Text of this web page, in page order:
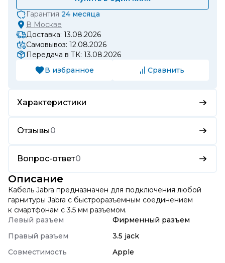
Гарантия 24 месяца
В Москве
Доставка: 13.08.2026
Самовывоз: 12.08.2026
Передача в ТК: 13.08.2026
В избранное
Сравнить
Характеристики
Отзывы0
Вопрос-ответ0
Описание
Кабель Jabra предназначен для подключения любой
гарнитуры Jabra с быстроразъемным соединением
к смартфонам с 3.5 мм разъемом.
Левый разъем
Фирменный разъем
Правый разъем
3.5 jack
Совместимость
Apple